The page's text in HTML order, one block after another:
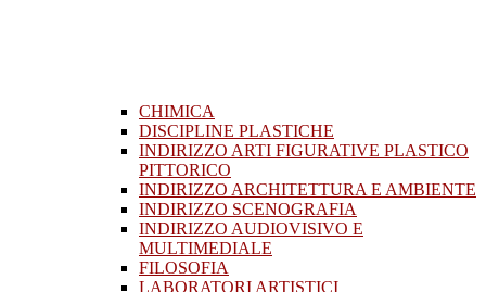
CHIMICA
DISCIPLINE PLASTICHE
INDIRIZZO ARTI FIGURATIVE PLASTICO
PITTORICO
INDIRIZZO ARCHITETTURA E AMBIENTE
INDIRIZZO SCENOGRAFIA
INDIRIZZO AUDIOVISIVO E
MULTIMEDIALE
FILOSOFIA
LABORATORI ARTISTICI